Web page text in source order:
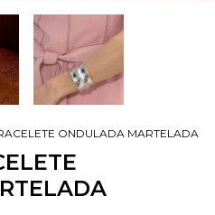
ONDULADA MARTELADA